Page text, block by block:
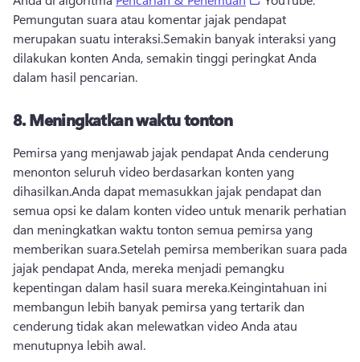
Pemungutan suara atau komentar jajak pendapat
merupakan suatu interaksi.Semakin banyak interaksi yang
dilakukan konten Anda, semakin tinggi peringkat Anda
dalam hasil pencarian.
8.Meningkatkan waktu tonton
Pemirsa yang menjawab jajak pendapat Anda cenderung
menonton seluruh video berdasarkan konten yang
dihasilkan.Anda dapat memasukkan jajak pendapat dan
semua opsi ke dalam konten video untuk menarik perhatian
dan meningkatkan waktu tonton semua pemirsa yang
memberikan suara.Setelah pemirsa memberikan suara pada
jajak pendapat Anda, mereka menjadi pemangku
kepentingan dalam hasil suara mereka.Keingintahuan ini
membangun lebih banyak pemirsa yang tertarik dan
cenderung tidak akan melewatkan video Anda atau
menutupnya lebih awal.